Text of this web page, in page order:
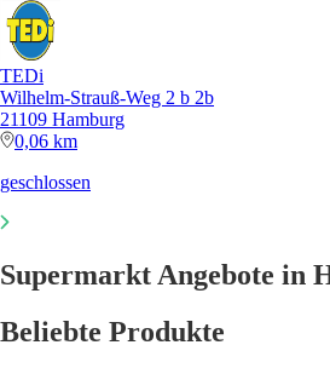
TEDi
Wilhelm-Strauß-Weg 2 b 2b
21109 Hamburg
0,06 km
geschlossen
Supermarkt Angebote in
Beliebte Produkte